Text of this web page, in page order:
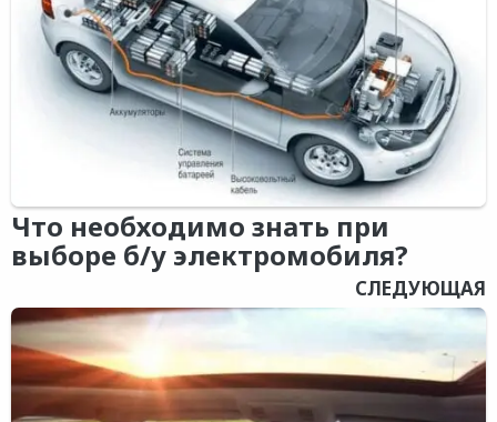
Что необходимо знать при
выборе б/у электромобиля?
СЛЕДУЮЩАЯ